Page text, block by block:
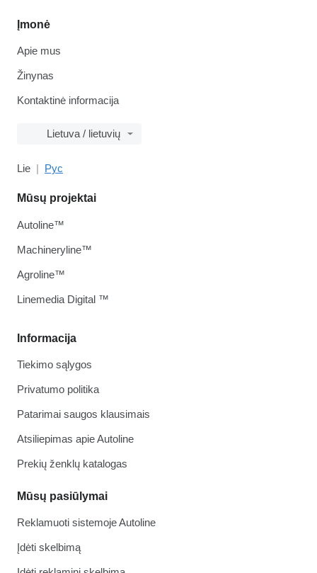
Įmonė
Apie mus
Žinynas
Kontaktinė informacija
Lietuva / lietuvių
Lie Рус
Informacija
Tiekimo sąlygos
Privatumo politika
Patarimai saugos klausimais
Atsiliepimas apie Autoline
Prekių ženklų katalogas
Mūsų pasiūlymai
Reklamuoti sistemoje Autoline
Įdėti skelbimą
Mūsų projektai
Autoline™
Machineryline™
Agroline™
Linemedia Digital ™